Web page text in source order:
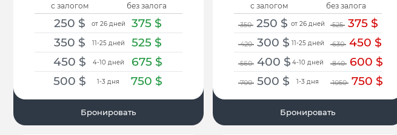
с залогом
от 26 дней
250 $
11-25 дней
350 $
4-10 дней
450 $
1-3 дня
500 $
без залога
375 $
525 $
675 $
750 $
Бронировать
с залогом
от 26 дней
350 250 $
11-25 дней
420 300 $
4-10 дней
560 400 $
1-3 дня
700 500 $
без залога
525 375 $
630 450 $
840 600 $
1050 750 $
Бронировать